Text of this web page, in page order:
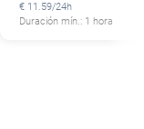
€ 11.59/24h
Duración mín.: 1 hora